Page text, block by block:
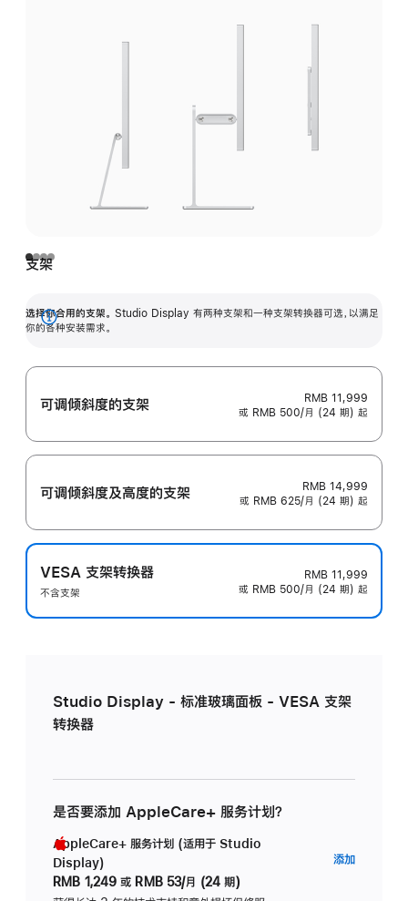
支架
选择你合用的支架。 Studio Display 有两种支架和一种支架转换器可选，以满足
你的各种安装需求。
展
可调倾斜度的支架
RMB 11,999
或 RMB 500/月 (24 期) 起
可调倾斜度及高‍度的支‍架
RMB 14,999
或 RMB 625/月 (24 期) 起
VESA 支架转换器
不含支架
RMB 11,999
或 RMB 500/月 (24 期) 起
Studio Display - 标准玻璃面板 - VESA 支架
转换器
是否要添加 AppleCare+ 服务计划？
AppleCare+ 服务计划 (适用于 Studio
Display)
RMB 1,249 或 RMB 53/月 (24 期)
添加